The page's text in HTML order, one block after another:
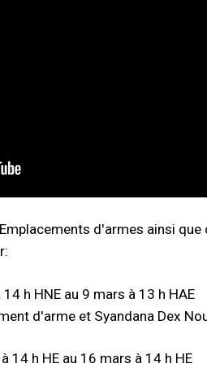
d'armes ainsi
h HNE au 9 mars à 13 h HAE
d'arme et Syandana Dex
14 h HE au 16 mars à 14 h HE